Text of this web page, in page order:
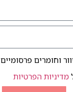
וחומרים פרסומיים
מדיניות הפרטיות